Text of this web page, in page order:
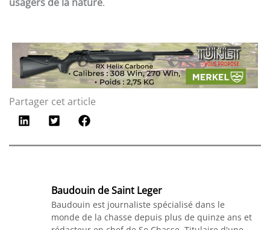
Partager cet article
Baudouin de Saint Leger
Baudouin est journaliste spécialisé dans le
monde de la chasse depuis plus de quinze ans et